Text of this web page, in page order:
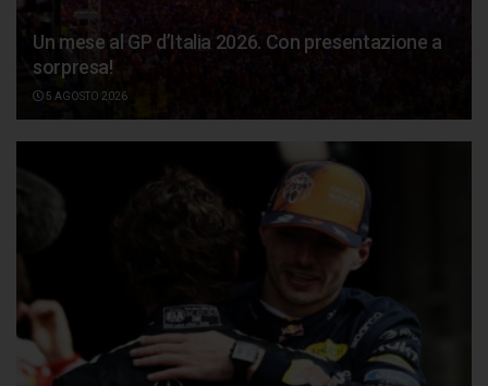
Un mese al GP d’Italia 2026. Con presentazione a
sorpresa!
5 AGOSTO 2026